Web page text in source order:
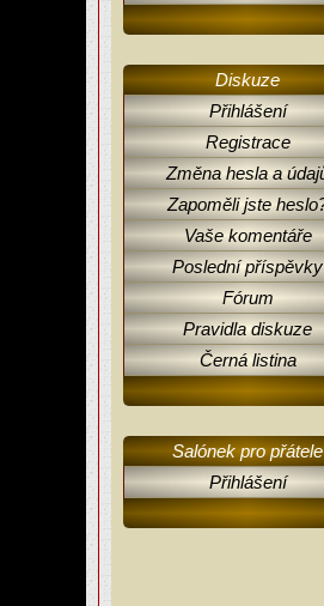
Diskuze
Přihlášení
Registrace
Změna hesla a
Zapoměli jste
Vaše komentáře
Poslední příspěvky
Fórum
Pravidla diskuze
Černá listina
Salónek pro přátele
Přihlášení